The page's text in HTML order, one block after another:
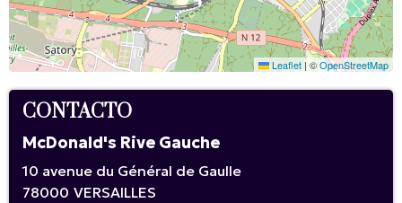
Leaflet|©OpenStreetMap
CONTACTO
McDonald's Rive Gauche
10 avenue du Général de Gaulle
78000 VERSAILLES